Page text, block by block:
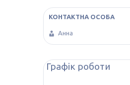
Анна
Графік роботи